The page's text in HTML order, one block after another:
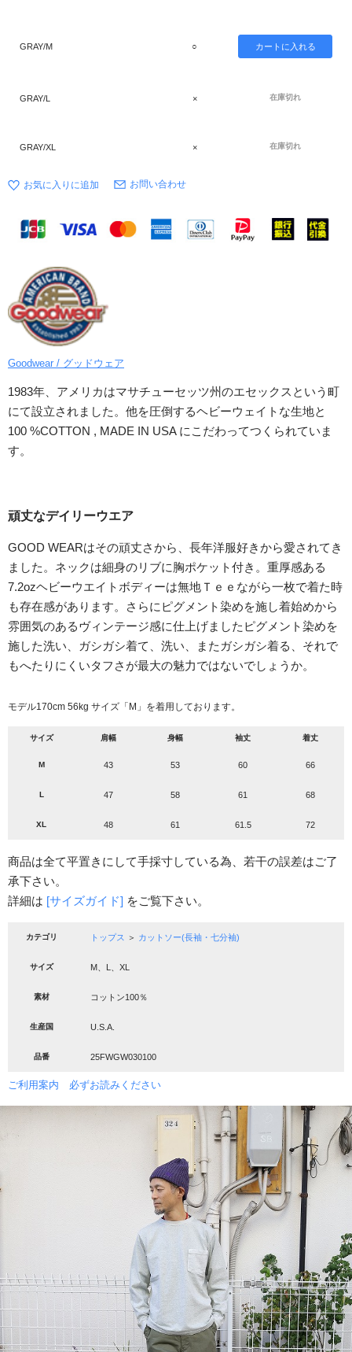
GRAY/M ○
GRAY/L × 在庫切れ
GRAY/XL × 在庫切れ
お問い合わせ
Goodwear / グッドウェア
1983年、アメリカはマサチューセッツ州のエセックスという町
にて設立されました。他を圧倒するヘビーウェイトな生地と
100 %COTTON , MADE IN USA にこだわってつくられていま
す。
頑丈なデイリーウエア
GOOD WEARはその頑丈さから、長年洋服好きから愛されてき
ました。ネックは細身のリブに胸ポケット付き。重厚感ある
7.2ozヘビーウエイトボディーは無地Ｔｅｅながら一枚で着た時
も存在感があります。さらにピグメント染めを施し着始めから
雰囲気のあるヴィンテージ感に仕上げましたピグメント染めを
施した洗い、ガシガシ着て、洗い、またガシガシ着る、それで
もへたりにくいタフさが最大の魅力ではないでしょうか。
モデル170cm 56kg サイズ「M」を着用しております。
サイズ 肩幅 身幅 袖丈 着丈
M 43 53 60 66
L 47 58 61 68
XL 48 61 61.5 72
商品は全て平置きにして手採寸している為、若干の誤差はご了
承下さい。
詳細は [サイズガイド] をご覧下さい。
カテゴリ トップス ＞ カットソー(長袖・七分袖)
サイズ M、L、XL
素材 コットン100％
生産国 U.S.A.
品番 25FWGW030100
ご利用案内 必ずお読みください